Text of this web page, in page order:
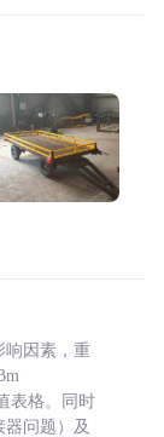
响因素，重
表格。同时
问题）及